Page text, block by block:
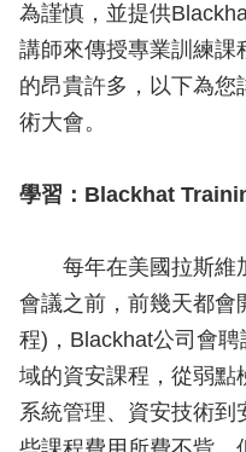
為謹慎，並提供
講師來傳授專業訓練課
的昂貴許多，以下為您
術大會。
學習：Blackhat
每年在美國拉斯維
會議之前，前幾天都會
程)，Blackhat公司會
域的資安課程，從弱點
系統管理、資安技術到